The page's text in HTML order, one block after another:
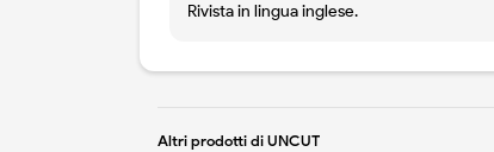
Rivista in lingua inglese.
Altri prodotti di UNCUT